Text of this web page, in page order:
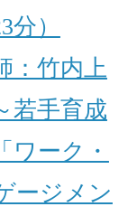
分）
：竹内上
若手育成
ワーク・
ージメン